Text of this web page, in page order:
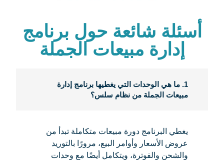
أسئلة شائعة حول برنامج
إدارة مبيعات الجملة
1. ما هي الوحدات التي يغطيها برنامج إدارة
مبيعات الجملة من نظام سلس؟
يغطي البرنامج دورة مبيعات متكاملة تبدأ من
عروض الأسعار وأوامر البيع، مرورًا بالتوريد
والشحن والفوترة، ويتكامل أيضًا مع وحدات